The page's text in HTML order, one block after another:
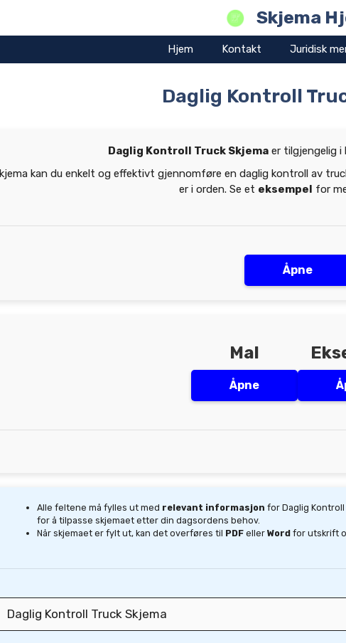
Skjema
Hjem Kontakt Juridisk
Daglig Kontroll
Daglig Kontroll Truck Skjema er tilgjengelig i
kan du enkelt og effektivt gjennomføre en daglig kontroll av
er i orden. Se et eksempel for
Åpne
Mal
Åpne
Alle feltene må fylles ut med relevant informasjon for Daglig Kontroll
for å tilpasse skjemaet etter din dagsordens behov.
Når skjemaet er fylt ut, kan det overføres til PDFeller Wordfor utskrift